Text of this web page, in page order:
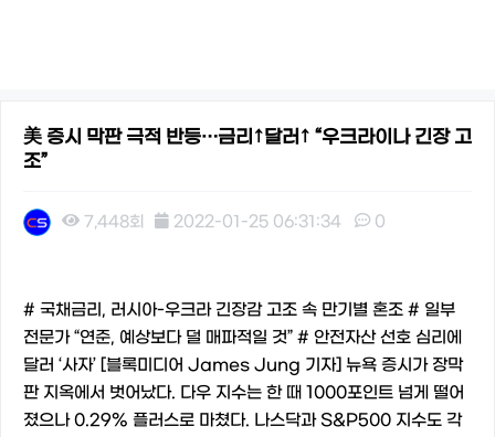
美 증시 막판 극적 반등…금리↑달러↑ “우크라이나 긴장 고
조”
7,448회 2022-01-25 06:31:34 0
# 국채금리, 러시아-우크라 긴장감 고조 속 만기별 혼조 # 일부
전문가 “연준, 예상보다 덜 매파적일 것” # 안전자산 선호 심리에
달러 ‘사자’ [블록미디어 James Jung 기자] 뉴욕 증시가 장막
판 지옥에서 벗어났다. 다우 지수는 한 때 1000포인트 넘게 떨어
졌으나 0.29% 플러스로 마쳤다. 나스닥과 S&P500 지수도 각